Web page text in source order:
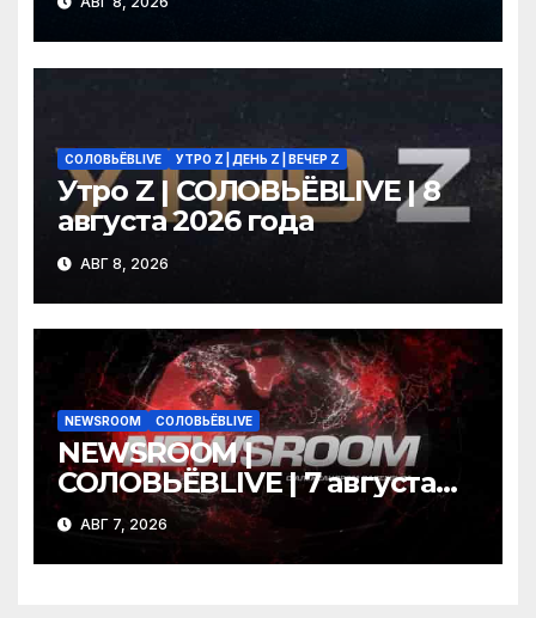
2026 года
СОЛОВЬЁВLIVE УТРО Z | ДЕНЬ Z | ВЕЧЕР Z
Утро Z | СОЛОВЬЁВLIVE | 8
августа 2026 года
АВГ 8, 2026
NEWSROOM СОЛОВЬЁВLIVE
NEWSROOM |
СОЛОВЬЁВLIVE | 7 августа
2026 года
АВГ 7, 2026